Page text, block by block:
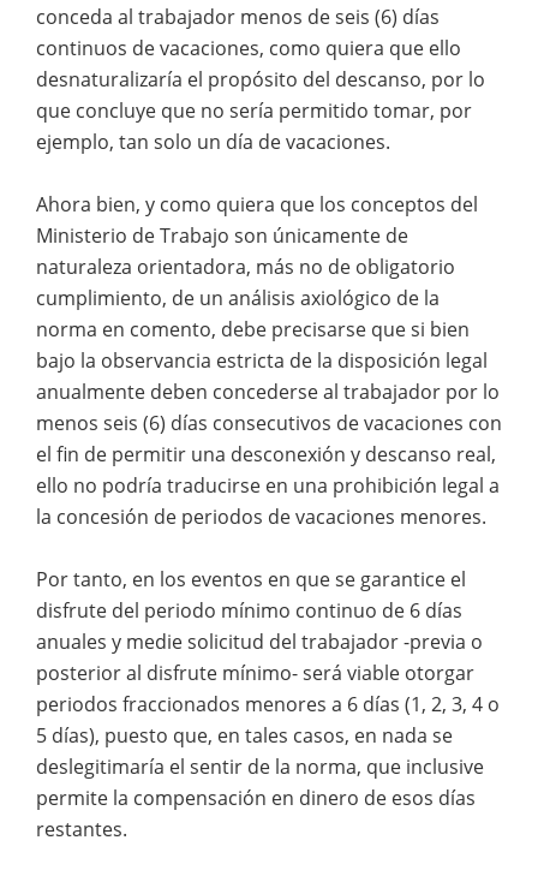
conceda al trabajador menos de seis (6) días
continuos de vacaciones, como quiera que ello
desnaturalizaría el propósito del descanso, por lo
que concluye que no sería permitido tomar, por
ejemplo, tan solo un día de vacaciones.
Ahora bien, y como quiera que los conceptos del
Ministerio de Trabajo son únicamente de
naturaleza orientadora, más no de obligatorio
cumplimiento, de un análisis axiológico de la
norma en comento, debe precisarse que si bien
bajo la observancia estricta de la disposición legal
anualmente deben concederse al trabajador por lo
menos seis (6) días consecutivos de vacaciones con
el fin de permitir una desconexión y descanso real,
ello no podría traducirse en una prohibición legal a
la concesión de periodos de vacaciones menores.
Por tanto, en los eventos en que se garantice el
disfrute del periodo mínimo continuo de 6 días
anuales y medie solicitud del trabajador -previa o
posterior al disfrute mínimo- será viable otorgar
periodos fraccionados menores a 6 días (1, 2, 3, 4 o
5 días), puesto que, en tales casos, en nada se
deslegitimaría el sentir de la norma, que inclusive
permite la compensación en dinero de esos días
restantes.